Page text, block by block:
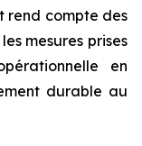
rend compte des
mesures prises
en
durable au